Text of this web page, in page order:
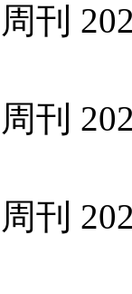
周刊
周刊
周刊